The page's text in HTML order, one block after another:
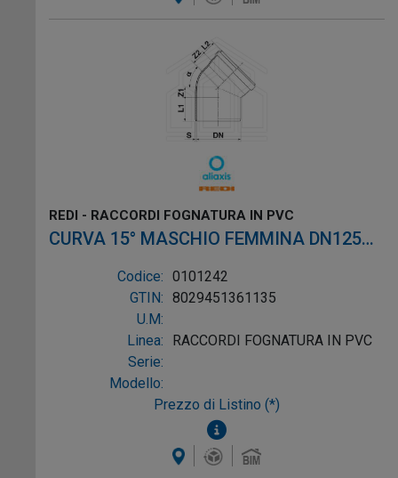
REDI - RACCORDI FOGNATURA IN PVC
CURVA 15° MASCHIO FEMMINA DN125
PVC GRIGIO
Codice: 0101242
GTIN: 8029451361135
U.M:
Linea:
RACCORDI FOGNATURA IN PVC
Serie:
Modello:
Prezzo di Listino (*)